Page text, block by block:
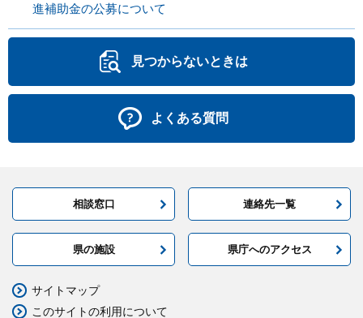
進補助金の公募について
見つからないときは
よくある質問
相談窓口 連絡先一覧
県の施設 県庁へのアクセス
サイトマップ
このサイトの利用について